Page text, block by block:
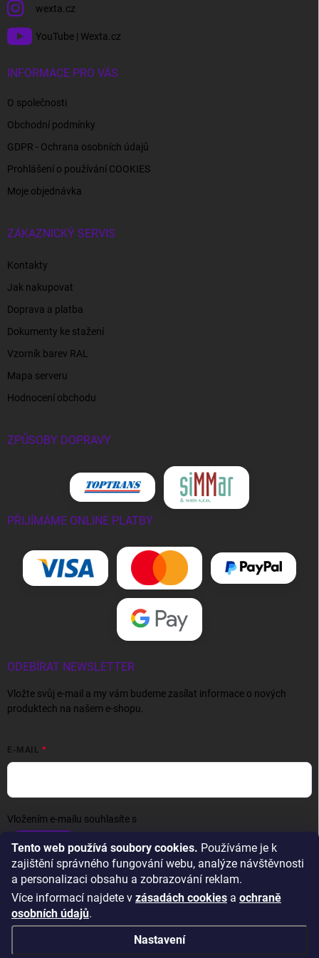
Tento web používá soubory cookies. Používáme je k
zajištění správného fungování webu, analýze návštěvnosti
a personalizaci obsahu a zobrazování reklam.
Více informací najdete v zásadách cookies a ochraně
osobních údajů.
Nastavení
wexta.cz
YouTube | Wexta.cz
INFORMACE PRO VÁS
O společnosti
Obchodní podmínky
GDPR - Ochrana osobních údajů
Prohlášení o používání COOKIES
Moje objednávka
ZÁKAZNICKÝ SERVIS
Kontakty
Jak nakupovat
Doprava a platba
Dokumenty ke stažení
Vzorník barev RAL
Mapa serveru
Hodnocení obchodu
ZPŮSOBY DOPRAVY
PŘIJÍMÁME ONLINE PLATBY
ODEBÍRAT NEWSLETTER
Vložte svůj e-mail a my vám budeme zasílat informace o nových
produktech na našem e-shopu.
E-MAIL
Vložením e-mailu souhlasíte s
Přihlásit se